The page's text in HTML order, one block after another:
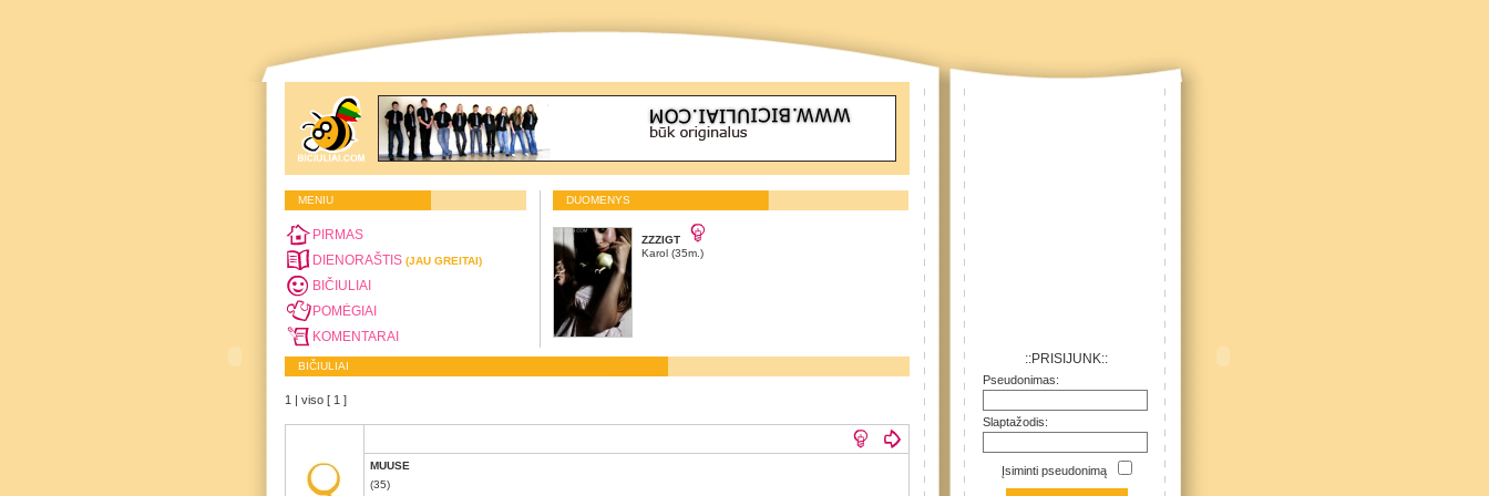
::PRISIJUNK::
Pseudonimas:
Slaptažodis:
Įsiminti pseudonimą
MENIU
PIRMAS
DIENORAŠTIS (JAU GREITAI)
BIČIULIAI
POMĖGIAI
KOMENTARAI
DUOMENYS
ZZZIGT
Karol (35m.)
BIČIULIAI
1 | viso [ 1 ]
MUUSE
(35)